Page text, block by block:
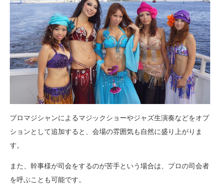
プロマジシャンによるマジックショーやジャズ生演奏などをオプ
ションとして追加すると、会場の雰囲気も自然に盛り上がりま
す。
また、幹事様が司会をするのが苦手という場合は、プロの司会者
を呼ぶことも可能です。